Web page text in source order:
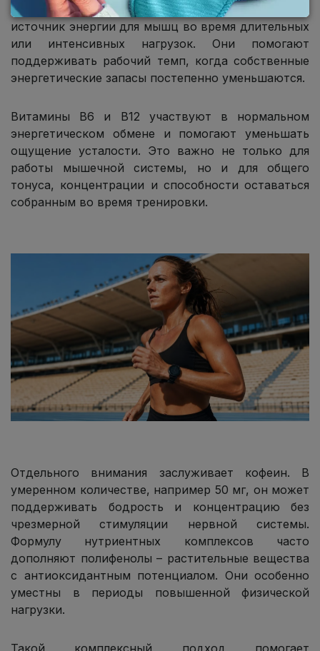
комплексы часто содержат углеводы – доступный
источник энергии для мышц во время длительных
или интенсивных нагрузок. Они помогают
поддерживать рабочий темп, когда собственные
энергетические запасы постепенно уменьшаются.
Витамины B6 и B12 участвуют в нормальном
энергетическом обмене и помогают уменьшать
ощущение усталости. Это важно не только для
работы мышечной системы, но и для общего
тонуса, концентрации и способности оставаться
собранным во время тренировки.
Отдельного внимания заслуживает кофеин. В
умеренном количестве, например 50 мг, он может
поддерживать бодрость и концентрацию без
чрезмерной стимуляции нервной системы.
Формулу нутриентных комплексов часто
дополняют полифенолы – растительные вещества
с антиоксидантным потенциалом. Они особенно
уместны в периоды повышенной физической
нагрузки.
Такой комплексный подход помогает